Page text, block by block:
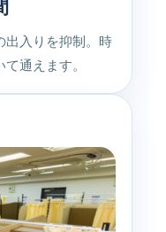
出入りを抑制。時
通えます。